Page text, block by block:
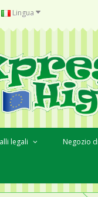
Lingua
legali Negozio